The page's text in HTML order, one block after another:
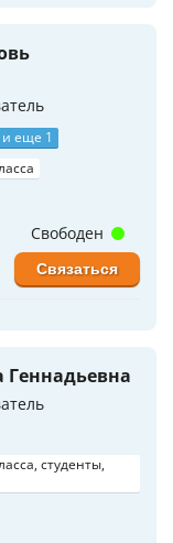
и еще 1
Свободен
Связаться
Геннадьевна
студенты,